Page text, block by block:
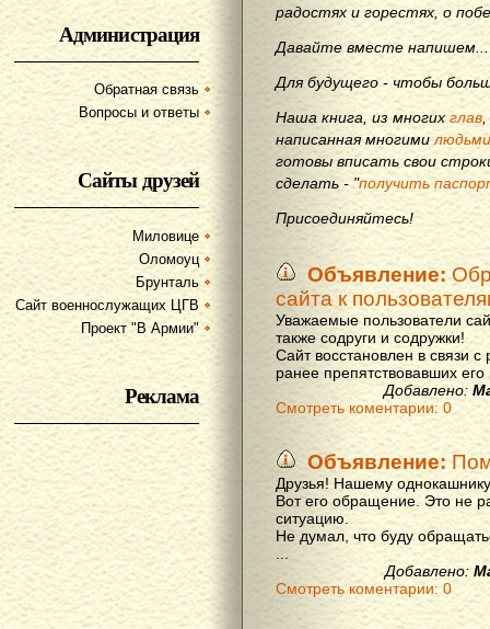
Администрация
Обратная связь
Вопросы и ответы
Сайты друзей
Миловице
Оломоуц
Брунталь
Сайт военнослужащих ЦГВ
Проект "В Армии"
Реклама
радостях и горестях, о
Давайте вместе напишем...
Для будущего - чтобы
Наша книга, из многихглав
написанная многимилюдьми
готовы вписать свои
сделать - "получить
Присоединяйтесь!
Объявление:
сайта к
Уважаемые пользователи
также содруги и содружки!
Сайт восстановлен в связи
ранее препятствовавших
Добавлено:
Смотреть коментарии: 0
Объявление:
Друзья! Нашему
Вот его обращение. Это не
ситуацию.
Не думал, что буду
Добавлено:
Смотреть коментарии: 0